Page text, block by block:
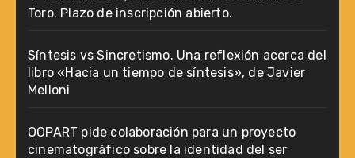
Toro. Plazo de inscripción abierto.
Síntesis vs Sincretismo. Una reflexión acerca del
libro «Hacia un tiempo de síntesis», de Javier
Melloni
OOPART pide colaboración para un proyecto
cinematográfico sobre la identidad del ser